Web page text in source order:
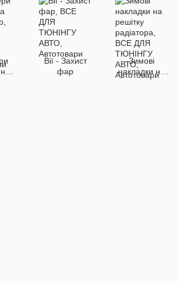
Вії - Захист
фар
Зимові
накладки на
решітку